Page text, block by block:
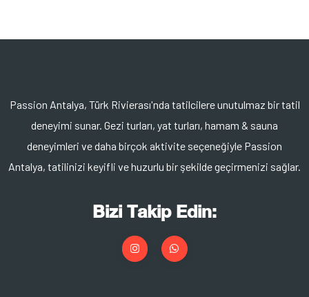
Passion Antalya, Türk Rivierası'nda tatilcilere unutulmaz bir tatil
deneyimi sunar. Gezi turları, yat turları, hamam & sauna
deneyimleri ve daha birçok aktivite seçeneğiyle Passion
Antalya, tatilinizi keyifli ve huzurlu bir şekilde geçirmenizi sağlar.
Bizi Takip Edin: